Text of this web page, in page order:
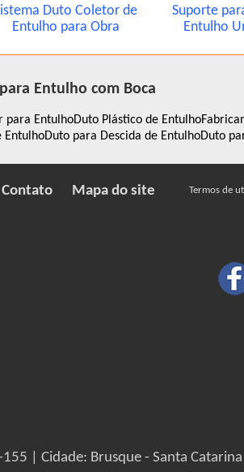
Duto Coletor de
Entulho para Obra
Suporte
Entulho
Entulho com Boca
para EntulhoDuto Plástico de Entulho
EntulhoDuto para Descida de EntulhoDuto
Contato Mapa do site Termos de
| Cidade: Brusque - Santa Catarina